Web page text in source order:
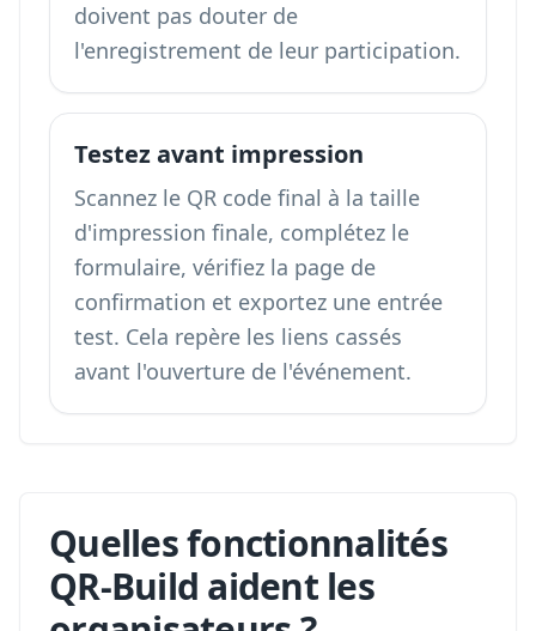
doivent pas douter de
l'enregistrement de leur participation.
Testez avant impression
Scannez le QR code final à la taille
d'impression finale, complétez le
formulaire, vérifiez la page de
confirmation et exportez une entrée
test. Cela repère les liens cassés
avant l'ouverture de l'événement.
Quelles fonctionnalités
QR-Build aident les